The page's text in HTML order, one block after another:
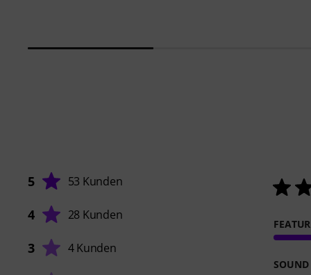
5 53 Kunden
4 28 Kunden
3 4 Kunden
SOUND